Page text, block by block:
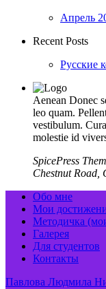
Апрель
Recent Posts
Русские
Aenean Donec
leo quam.
vestibulum.
molestie id
SpicePress
Chestnut Road,
Обо мне
Мои
Методичка
Галерея
Для студентов
Контакты
Павлова Людмила